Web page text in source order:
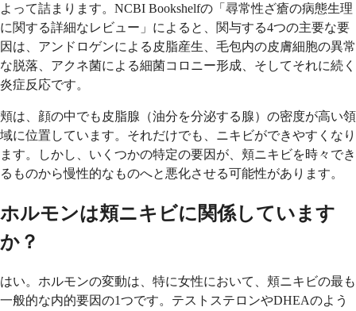
よって詰まります。NCBI Bookshelfの「尋常性ざ瘡の病態生理
に関する詳細なレビュー」によると、関与する4つの主要な要
因は、アンドロゲンによる皮脂産生、毛包内の皮膚細胞の異常
な脱落、アクネ菌による細菌コロニー形成、そしてそれに続く
炎症反応です。
頬は、顔の中でも皮脂腺（油分を分泌する腺）の密度が高い領
域に位置しています。それだけでも、ニキビができやすくなり
ます。しかし、いくつかの特定の要因が、頬ニキビを時々でき
るものから慢性的なものへと悪化させる可能性があります。
ホルモンは頬ニキビに関係しています
か？
はい。ホルモンの変動は、特に女性において、頬ニキビの最も
一般的な内的要因の1つです。テストステロンやDHEAのよう